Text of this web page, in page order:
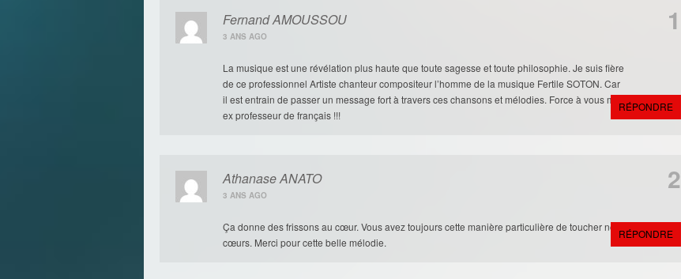
Fernand AMOUSSOU
3 ANS AGO
La musique est une révélation plus haute que toute sagesse et toute philosophie. Je suis fière
de ce professionnel Artiste chanteur compositeur l’homme de la musique Fertile SOTON. Car
il est entrain de passer un message fort à travers ces chansons et mélodies. Force à vous mon
ex professeur de français !!!
RÉPONDRE
1
Athanase ANATO
3 ANS AGO
Ça donne des frissons au cœur. Vous avez toujours cette manière particulière de toucher nos
cœurs. Merci pour cette belle mélodie.
RÉPONDRE
2